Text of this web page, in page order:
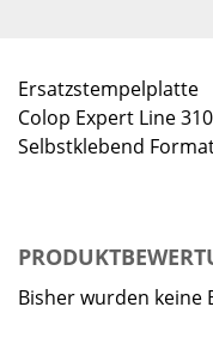
Ersatzstempelplatte
Colop Expert Line
Selbstklebend
Bisher wurden keine